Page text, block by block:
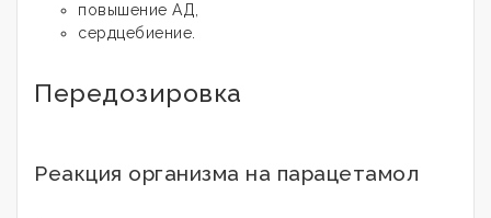
повышение АД,
сердцебиение.
Передозировка
Реакция организма на парацетамол